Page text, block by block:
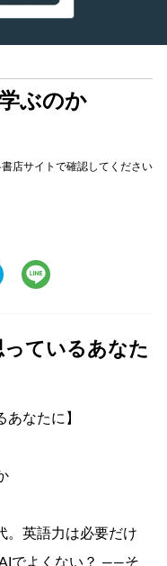
ぶのか
店サイトで確認してください
っているあなた
あなたに】
英語力は必要だけ
でよくない？ ――そ